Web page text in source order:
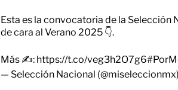
Esta es la convocatoria de la
de cara al Verano 2025 👇.
Más ✍️: https://t.co/veg3h2O7g6
— Selección Nacional (@miseleccionmx)